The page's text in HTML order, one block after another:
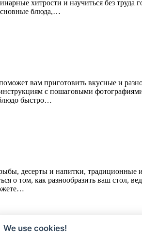
хитрости и научиться без труда
блюда,…
вам приготовить вкусные и
с пошаговыми
быстро…
десерты и напитки, традиционные
о том, как разнообразить ваш стол,
We use cookies!